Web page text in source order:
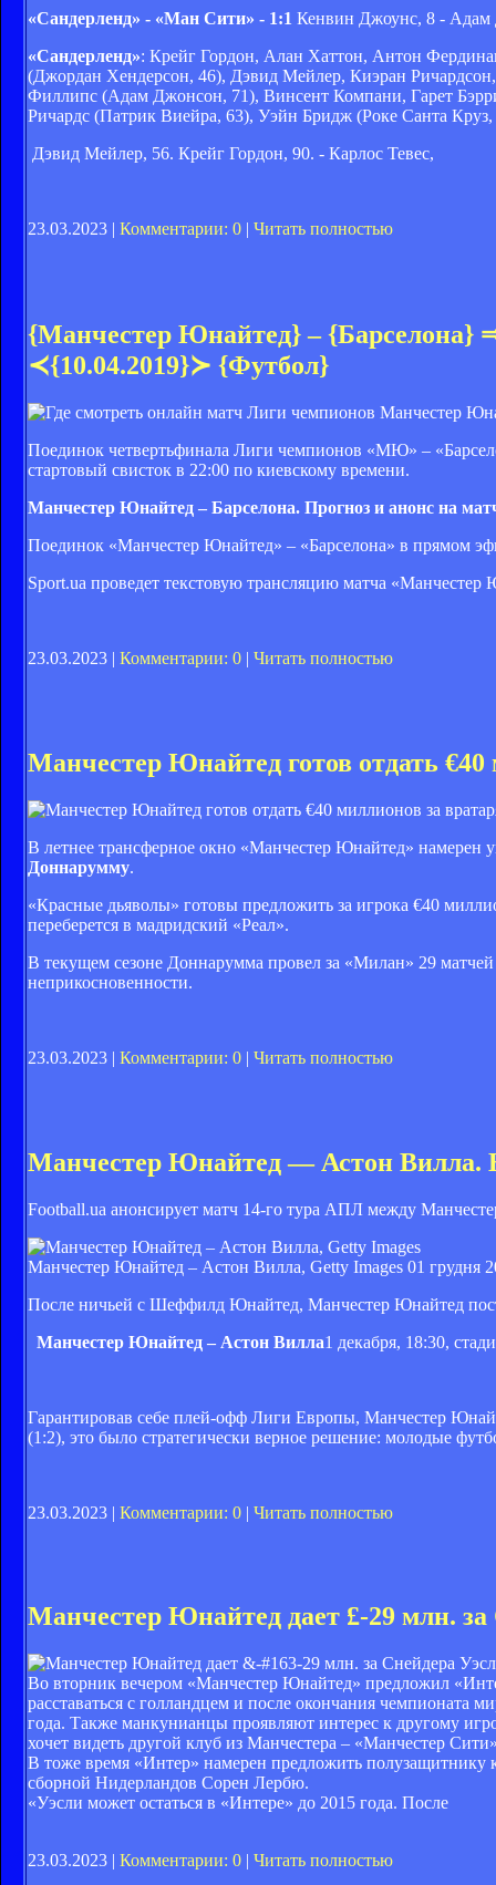
«Сандерленд» - «Ман Сити» - 1:1 Кенвин Джоунс, 8 - Адам
«Сандерленд»: Крейг Гордон, Алан Хаттон, Антон
(Джордан Хендерсон, 46), Дэвид Мейлер, Киэран
Филлипс (Адам Джонсон, 71), Винсент Компани, Гарет
Ричардс (Патрик Виейра, 63), Уэйн Бридж (Роке Санта Круз,
Дэвид Мейлер, 56. Крейг Гордон, 90. - Карлос Тевес,
23.03.2023 | Комментарии: 0 | Читать полностью
{Манчестер Юнайтед} – {Барселона}
≺{10.04.2019}≻ {Футбол}
Поединок четвертьфинала Лиги чемпионов «МЮ» –
стартовый свисток в 22:00 по киевскому времени.
Манчестер Юнайтед – Барселона. Прогноз и анонс на
Поединок «Манчестер Юнайтед» – «Барселона» в прямом
Sport.ua проведет текстовую трансляцию матча «Манчестер
23.03.2023 | Комментарии: 0 | Читать полностью
Манчестер Юнайтед готов отдать
В летнее трансферное окно «Манчестер Юнайтед» намерен
Доннарумму.
«Красные дьяволы» готовы предложить за игрока €40
переберется в мадридский «Реал».
В текущем сезоне Доннарумма провел за «Милан» 29
неприкосновенности.
23.03.2023 | Комментарии: 0 | Читать полностью
Манчестер Юнайтед — Астон Вилла.
Football.ua анонсирует матч 14-го тура АПЛ между
Манчестер Юнайтед – Астон Вилла, Getty Images 01 грудня
После ничьей с Шеффилд Юнайтед, Манчестер Юнайтед
Манчестер Юнайтед – Астон Вилла1 декабря, 18:30,
Гарантировав себе плей-офф Лиги Европы, Манчестер
(1:2), это было стратегически верное решение: молодые
23.03.2023 | Комментарии: 0 | Читать полностью
Манчестер Юнайтед дает £-29 млн. за
Во вторник вечером «Манчестер Юнайтед» предложил
расставаться с голландцем и после окончания чемпионата
года. Также манкунианцы проявляют интерес к другому
хочет видеть другой клуб из Манчестера – «Манчестер
В тоже время «Интер» намерен предложить полузащитнику
сборной Нидерландов Cорен Лербю.
«Уэсли может остаться в «Интере» до 2015 года. После
23.03.2023 | Комментарии: 0 | Читать полностью